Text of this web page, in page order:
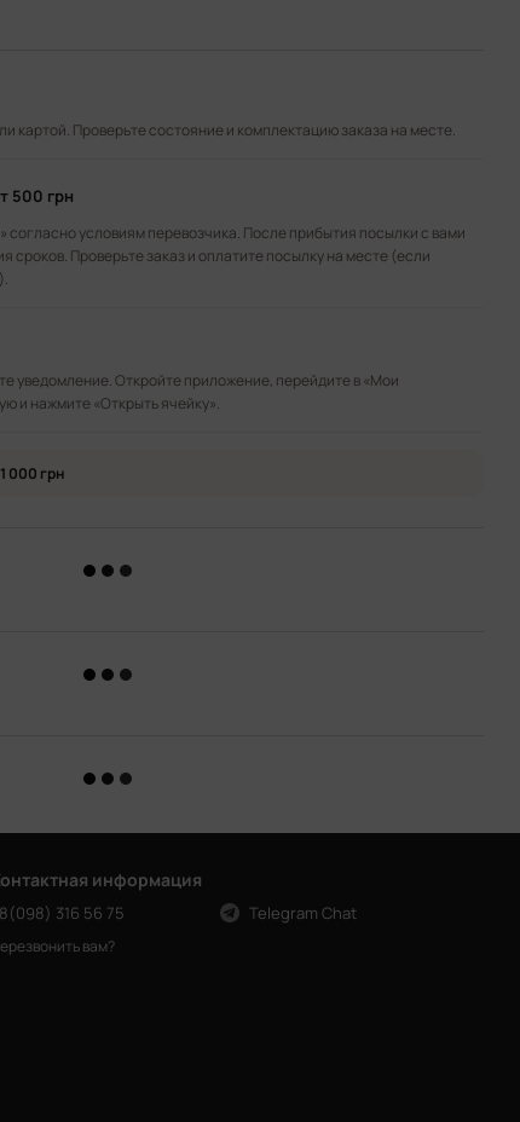
картой. Проверьте состояние и комплектацию заказа на месте.
500 грн
согласно условиям перевозчика. После прибытия посылки с вами
сроков. Проверьте заказ и оплатите посылку на месте (если
уведомление. Откройте приложение, перейдите в «Мои
и нажмите «Открыть ячейку».
1 000 грн
информация
316 56 75
вам?
Telegram Chat